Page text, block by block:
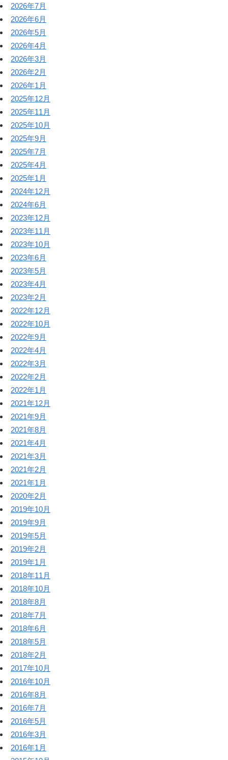
2026年7月
2026年6月
2026年5月
2026年4月
2026年3月
2026年2月
2026年1月
2025年12月
2025年11月
2025年10月
2025年9月
2025年7月
2025年4月
2025年1月
2024年12月
2024年6月
2023年12月
2023年11月
2023年10月
2023年6月
2023年5月
2023年4月
2023年2月
2022年12月
2022年10月
2022年9月
2022年4月
2022年3月
2022年2月
2022年1月
2021年12月
2021年9月
2021年8月
2021年4月
2021年3月
2021年2月
2021年1月
2020年2月
2019年10月
2019年9月
2019年5月
2019年2月
2019年1月
2018年11月
2018年10月
2018年8月
2018年7月
2018年6月
2018年5月
2018年2月
2017年10月
2016年10月
2016年8月
2016年7月
2016年5月
2016年3月
2016年1月